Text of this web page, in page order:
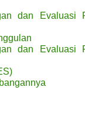
dan Evaluasi
dan Evaluasi